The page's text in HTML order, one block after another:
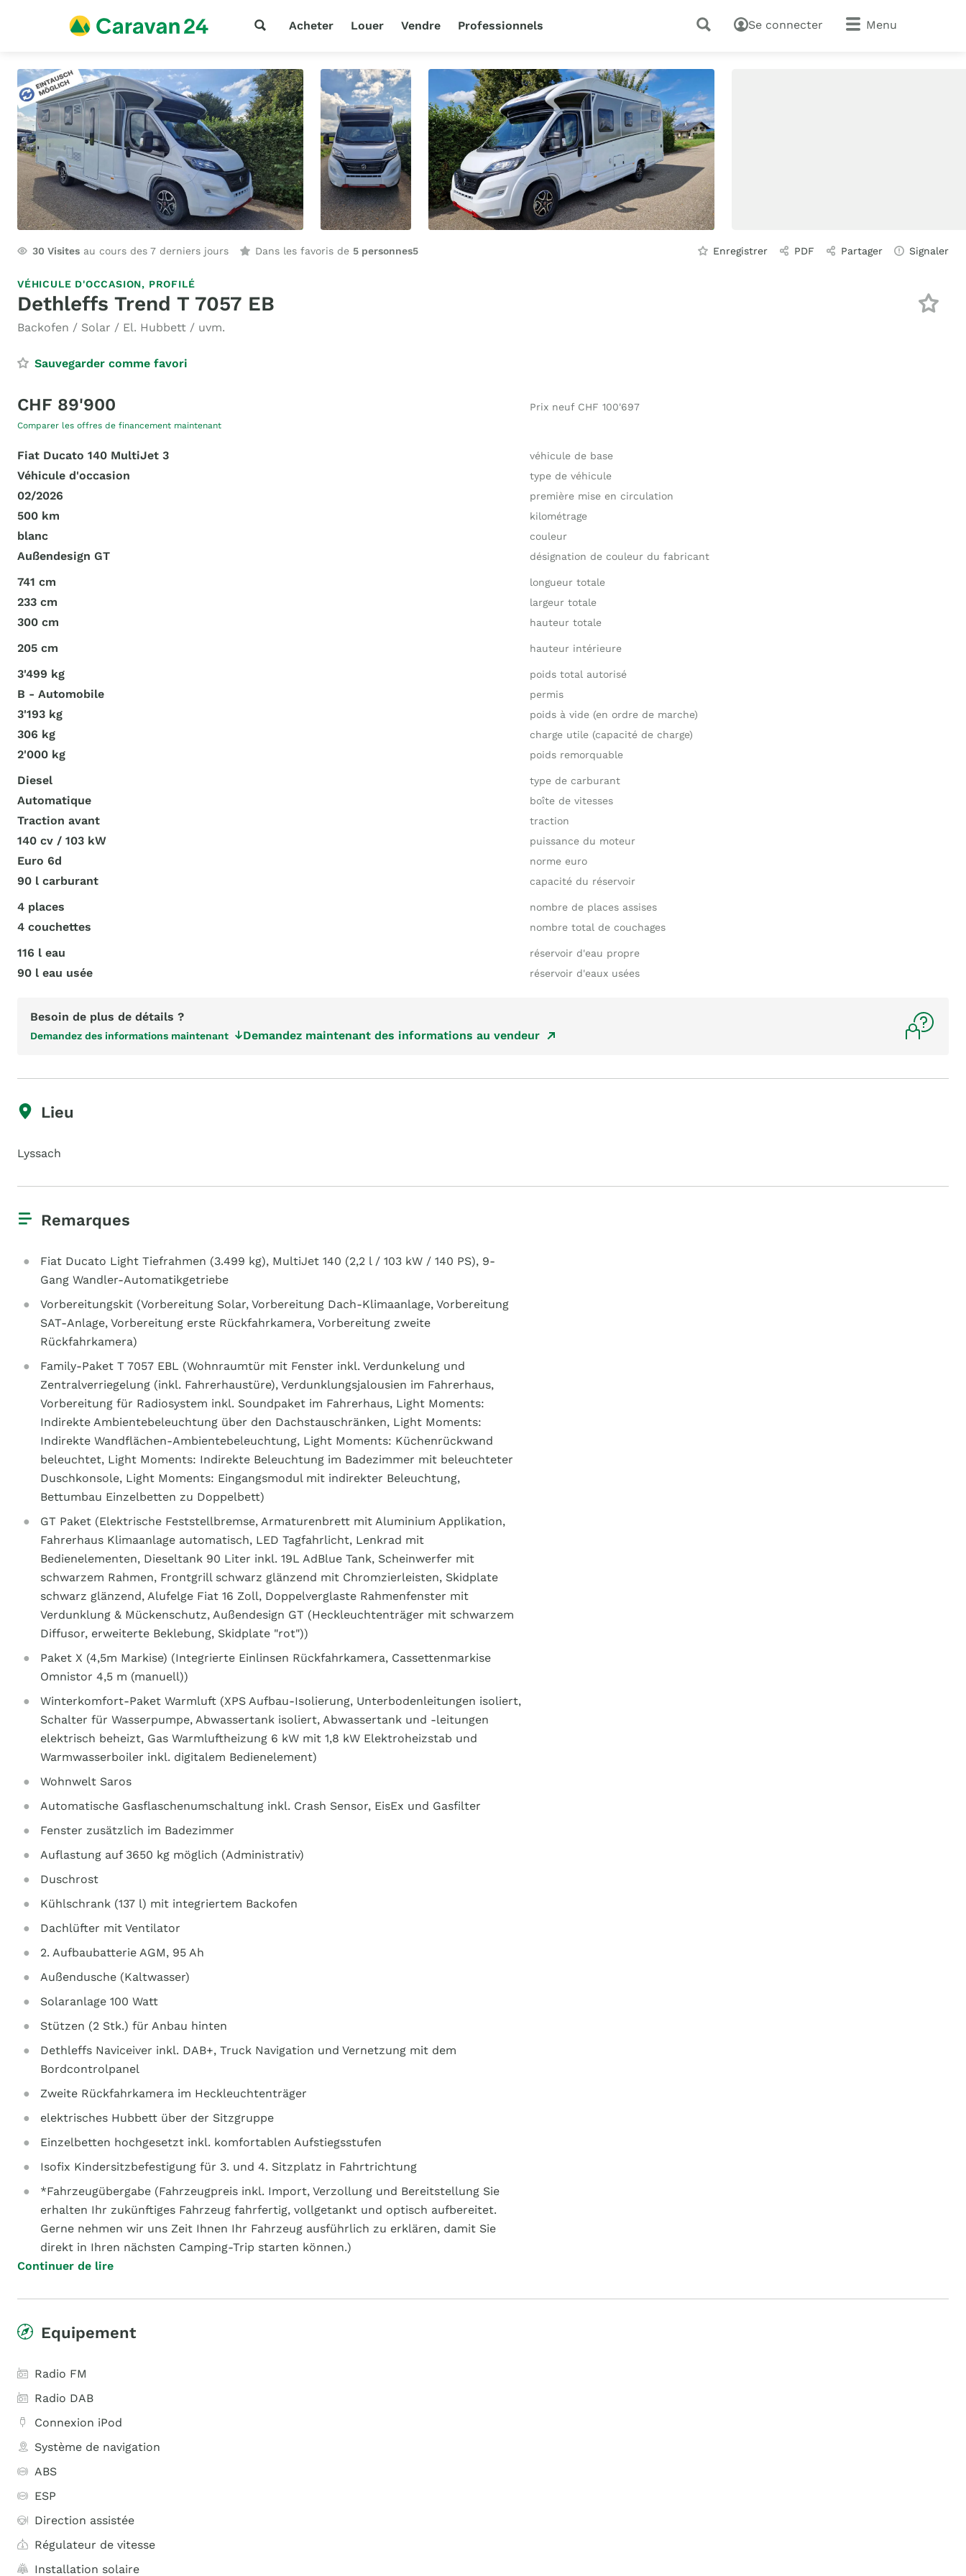
Acheter Louer Vendre Professionnels Se connecter Menu
30 Visites au cours des 7 derniers jours Dans les favoris de 5 personnes5 Enregistrer PDF Partager Signaler
VÉHICULE D'OCCASION, PROFILÉ
Dethleffs Trend T 7057 EB
Backofen / Solar / El. Hubbett / uvm.
Sauvegarder comme favori
CHF 89'900 Prix neuf CHF 100'697
Comparer les offres de financement maintenant
Fiat Ducato 140 MultiJet 3 véhicule de base
Véhicule d'occasion type de véhicule
02/2026 première mise en circulation
500 km kilométrage
blanc couleur
Außendesign GT désignation de couleur du fabricant
741 cm longueur totale
233 cm largeur totale
300 cm hauteur totale
205 cm hauteur intérieure
3'499 kg poids total autorisé
B - Automobile permis
3'193 kg poids à vide (en ordre de marche)
306 kg charge utile (capacité de charge)
2'000 kg poids remorquable
Diesel type de carburant
Automatique boîte de vitesses
Traction avant traction
140 cv / 103 kW puissance du moteur
Euro 6d norme euro
90 l carburant capacité du réservoir
4 places nombre de places assises
4 couchettes nombre total de couchages
116 l eau réservoir d'eau propre
90 l eau usée réservoir d'eaux usées
Besoin de plus de détails ?
Demandez des informations maintenant Demandez maintenant des informations au vendeur
Lieu
Lyssach
Remarques
Fiat Ducato Light Tiefrahmen (3.499 kg), MultiJet 140 (2,2 l / 103 kW / 140 PS), 9-
Gang Wandler-Automatikgetriebe
Vorbereitungskit (Vorbereitung Solar, Vorbereitung Dach-Klimaanlage, Vorbereitung
SAT-Anlage, Vorbereitung erste Rückfahrkamera, Vorbereitung zweite
Rückfahrkamera)
Family-Paket T 7057 EBL (Wohnraumtür mit Fenster inkl. Verdunkelung und
Zentralverriegelung (inkl. Fahrerhaustüre), Verdunklungsjalousien im Fahrerhaus,
Vorbereitung für Radiosystem inkl. Soundpaket im Fahrerhaus, Light Moments:
Indirekte Ambientebeleuchtung über den Dachstauschränken, Light Moments:
Indirekte Wandflächen-Ambientebeleuchtung, Light Moments: Küchenrückwand
beleuchtet, Light Moments: Indirekte Beleuchtung im Badezimmer mit beleuchteter
Duschkonsole, Light Moments: Eingangsmodul mit indirekter Beleuchtung,
Bettumbau Einzelbetten zu Doppelbett)
GT Paket (Elektrische Feststellbremse, Armaturenbrett mit Aluminium Applikation,
Fahrerhaus Klimaanlage automatisch, LED Tagfahrlicht, Lenkrad mit
Bedienelementen, Dieseltank 90 Liter inkl. 19L AdBlue Tank, Scheinwerfer mit
schwarzem Rahmen, Frontgrill schwarz glänzend mit Chromzierleisten, Skidplate
schwarz glänzend, Alufelge Fiat 16 Zoll, Doppelverglaste Rahmenfenster mit
Verdunklung & Mückenschutz, Außendesign GT (Heckleuchtenträger mit schwarzem
Diffusor, erweiterte Beklebung, Skidplate "rot"))
Paket X (4,5m Markise) (Integrierte Einlinsen Rückfahrkamera, Cassettenmarkise
Omnistor 4,5 m (manuell))
Winterkomfort-Paket Warmluft (XPS Aufbau-Isolierung, Unterbodenleitungen isoliert,
Schalter für Wasserpumpe, Abwassertank isoliert, Abwassertank und -leitungen
elektrisch beheizt, Gas Warmluftheizung 6 kW mit 1,8 kW Elektroheizstab und
Warmwasserboiler inkl. digitalem Bedienelement)
Wohnwelt Saros
Automatische Gasflaschenumschaltung inkl. Crash Sensor, EisEx und Gasfilter
Fenster zusätzlich im Badezimmer
Auflastung auf 3650 kg möglich (Administrativ)
Duschrost
Kühlschrank (137 l) mit integriertem Backofen
Dachlüfter mit Ventilator
2. Aufbaubatterie AGM, 95 Ah
Außendusche (Kaltwasser)
Solaranlage 100 Watt
Stützen (2 Stk.) für Anbau hinten
Dethleffs Naviceiver inkl. DAB+, Truck Navigation und Vernetzung mit dem
Bordcontrolpanel
Zweite Rückfahrkamera im Heckleuchtenträger
elektrisches Hubbett über der Sitzgruppe
Einzelbetten hochgesetzt inkl. komfortablen Aufstiegsstufen
Isofix Kindersitzbefestigung für 3. und 4. Sitzplatz in Fahrtrichtung
*Fahrzeugübergabe (Fahrzeugpreis inkl. Import, Verzollung und Bereitstellung Sie
erhalten Ihr zukünftiges Fahrzeug fahrfertig, vollgetankt und optisch aufbereitet.
Gerne nehmen wir uns Zeit Ihnen Ihr Fahrzeug ausführlich zu erklären, damit Sie
direkt in Ihren nächsten Camping-Trip starten können.)
Continuer de lire
Equipement
Radio FM
Radio DAB
Connexion iPod
Système de navigation
ABS
ESP
Direction assistée
Régulateur de vitesse
Installation solaire